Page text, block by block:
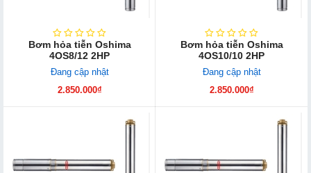
Bơm hỏa tiễn Oshima
4OS8/12 2HP
Đang cập nhật
2.850.000₫
Bơm hỏa tiễn Oshima
4OS10/10 2HP
Đang cập nhật
2.850.000₫